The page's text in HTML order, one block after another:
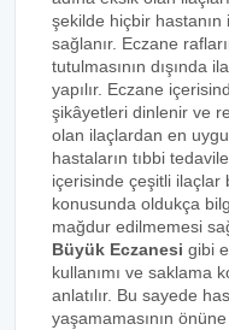
şekilde hiçbir
sağlanır. Eczane
tutulmasının dışında
yapılır. Eczane
şikâyetleri dinlenir ve
olan ilaçlardan en
hastaların tıbbi
içerisinde çeşitli ilaçlar
konusunda oldukça
mağdur edilmemesi
Büyük Eczanesi gibi
kullanımı ve saklama
anlatılır. Bu sayede
yaşamamasının